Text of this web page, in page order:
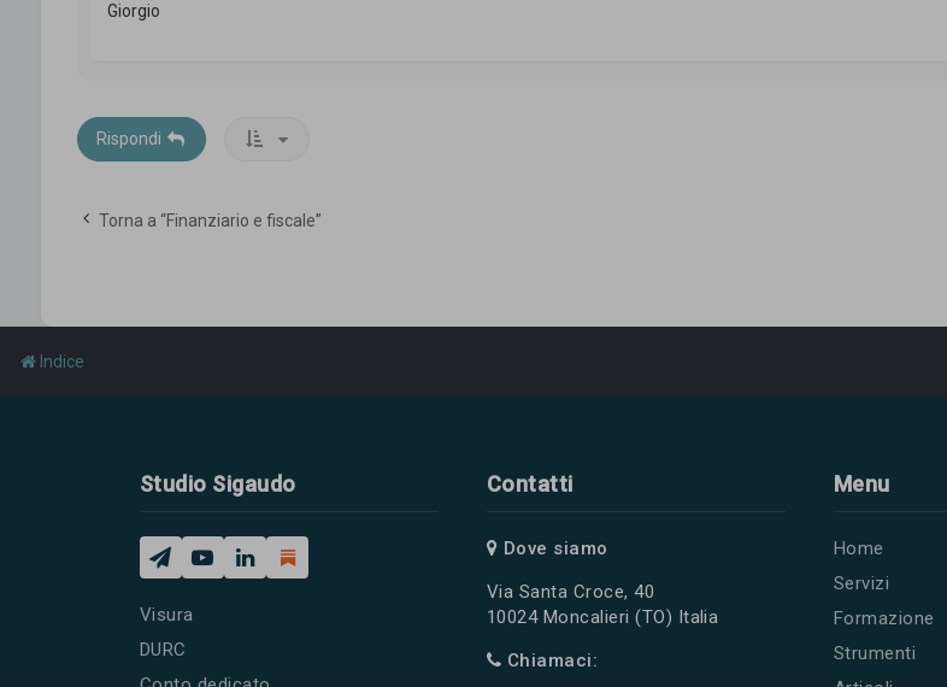
Giorgio
Rispondi
Torna a “Finanziario e fiscale”
Indice
Studio Sigaudo
Visura
DURC
Contatti
Dove siamo
Via Santa Croce, 40
10024 Moncalieri (TO) Italia
Chiamaci:
Menu
Home
Servizi
Formazione
Strumenti